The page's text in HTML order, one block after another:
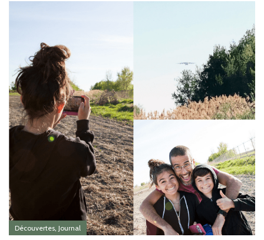
Découvertes, Journal